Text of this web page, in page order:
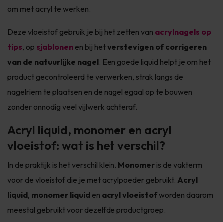
om met acryl te werken.
Deze vloeistof gebruik je bij het zetten van acrylnagels op
tips, op sjablonen en bij hetverstevigen of corrigeren
van de natuurlijke nagel. Een goede liquid helpt je om het
product gecontroleerd te verwerken, strak langs de
nagelriem te plaatsen en de nagel egaal op te bouwen
zonder onnodig veel vijlwerk achteraf.
Acryl liquid, monomer en acryl
vloeistof: wat is het verschil?
In de praktijk is het verschil klein. Monomer is de vakterm
voor de vloeistof die je met acrylpoeder gebruikt. Acryl
liquid, monomer liquid en acryl vloeistofworden daarom
meestal gebruikt voor dezelfde productgroep.